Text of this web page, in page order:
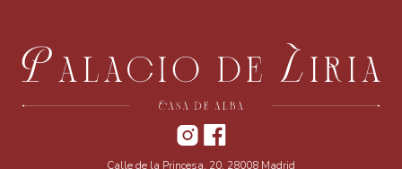
Calle de la Princesa, 20, 28008 Madrid